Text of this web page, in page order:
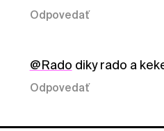
Odpovedať
@Rado diky rado a
Odpovedať